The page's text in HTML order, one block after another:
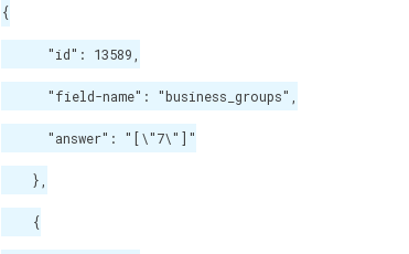
{
      "id": 13589,
      "field-name": "business_groups",
      "answer": "[\"7\"]"
    },
    {